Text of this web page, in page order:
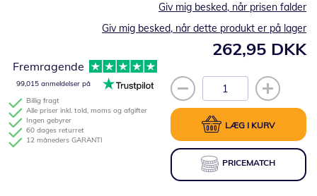
262,95 DKK
Giv mig besked, når prisen falder
Giv mig besked, når dette produkt er på lager
LÆG I KURV
PRICEMATCH
Billig fragt
Alle priser inkl. told, moms og afgifter
Ingen gebyrer
60 dages returret
12 måneders GARANTI
Fremragende
99,015 anmeldelser på